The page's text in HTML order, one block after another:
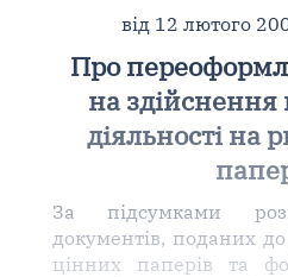
від 12 лютого
Про
на здійснення
діяльності на
За підсумками
документів, поданих до
цінних паперів та